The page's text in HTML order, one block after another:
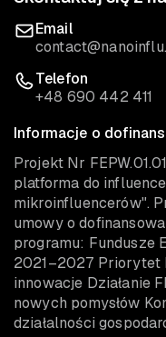
Email
Telefon
+48 690 442 411
Informacje o
Projekt Nr
platforma do
mikroinfluencerów".
umowy o
programu: Fundusze
2021–2027 Priorytet
innowacje Działanie
nowych pomysłów
działalności